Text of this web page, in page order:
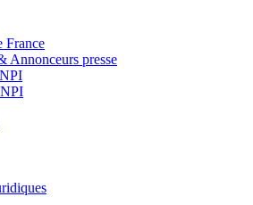
France
Annonceurs presse